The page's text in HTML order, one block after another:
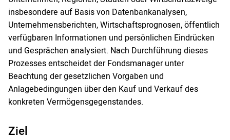
insbesondere auf Basis von Datenbankanalysen,
Unternehmensberichten, Wirtschaftsprognosen, öffentlich
verfügbaren Informationen und persönlichen Eindrücken
und Gesprächen analysiert. Nach Durchführung dieses
Prozesses entscheidet der Fondsmanager unter
Beachtung der gesetzlichen Vorgaben und
Anlagebedingungen über den Kauf und Verkauf des
konkreten Vermögensgegenstandes.
Ziel